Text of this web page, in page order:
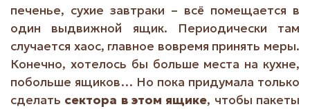
печенье, сухие завтраки – всё помещается в
один выдвижной ящик. Периодически там
случается хаос, главное вовремя принять меры.
Конечно, хотелось бы больше места на кухне,
побольше ящиков… Но пока придумала только
сделать сектора в этом ящике, чтобы пакеты